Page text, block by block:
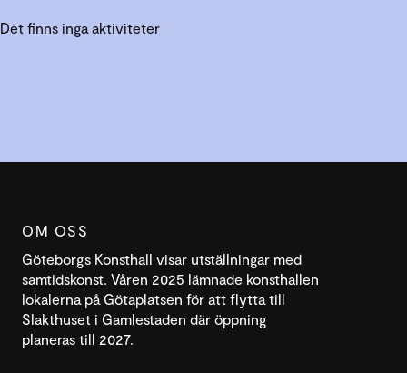
Det finns inga aktiviteter
OM OSS
Göteborgs Konsthall visar utställningar med
samtidskonst. Våren 2025 lämnade konsthallen
lokalerna på Götaplatsen för att flytta till
Slakthuset i Gamlestaden där öppning
planeras till 2027.